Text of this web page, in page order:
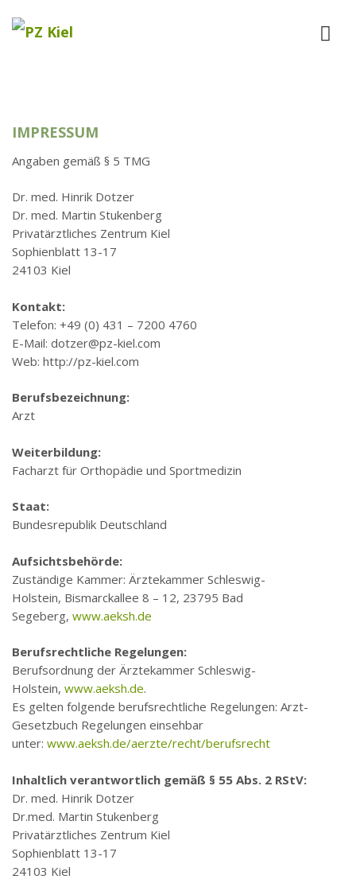
IMPRESSUM
Angaben gemäß § 5 TMG
Dr. med. Hinrik Dotzer
Dr. med. Martin Stukenberg
Privatärztliches Zentrum Kiel
Sophienblatt 13-17
24103 Kiel
Kontakt:
Telefon: +49 (0) 431 – 7200 4760
E-Mail: dotzer@pz-kiel.com
Web: http://pz-kiel.com
Berufsbezeichnung:
Arzt
Weiterbildung:
Facharzt für Orthopädie und Sportmedizin
Staat:
Bundesrepublik Deutschland
Aufsichtsbehörde:
Zuständige Kammer: Ärztekammer Schleswig-
Holstein, Bismarckallee 8 – 12, 23795 Bad
Segeberg, www.aeksh.de
Berufsrechtliche Regelungen:
Berufsordnung der Ärztekammer Schleswig-
Holstein, www.aeksh.de.
Es gelten folgende berufsrechtliche Regelungen: Arzt-
Gesetzbuch Regelungen einsehbar
unter: www.aeksh.de/aerzte/recht/berufsrecht
Inhaltlich verantwortlich gemäß § 55 Abs. 2 RStV:
Dr. med. Hinrik Dotzer
Dr.med. Martin Stukenberg
Privatärztliches Zentrum Kiel
Sophienblatt 13-17
24103 Kiel